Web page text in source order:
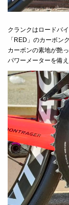
クランクはロードバ
「RED」のカーボン
カーボンの素地が艶
パワーメーターを備え